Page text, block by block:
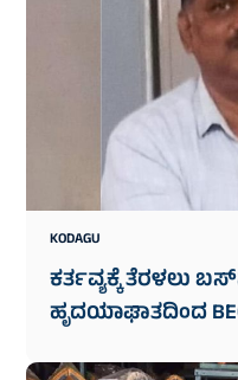
KODAGU
ಕರ್ತವ್ಯಕ್ಕೆ ತೆರಳಲು
ಹೃದಯಾಘಾತದಿಂದ